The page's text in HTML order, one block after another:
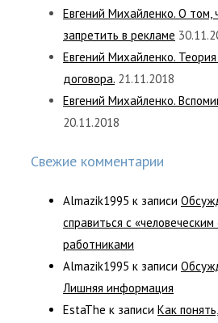
Евгений Михайленко. О том,
запретить в рекламе
Евгений Михайленко.
договора. 21.11.2018
Евгений Михайленко.
20.11.2018
Свежие комментарии
Almazik1995 к записи
справиться с
работниками
Almazik1995 к записи
Лишняя информация
EstaThe к записи Как